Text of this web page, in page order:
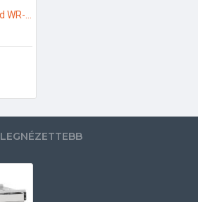
LEGNÉZETTEBB